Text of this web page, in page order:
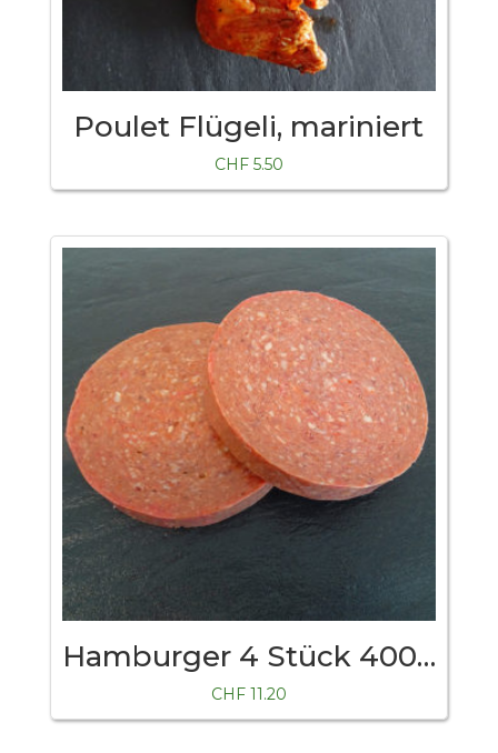
Poulet Flügeli, mariniert
CHF 5.50
Hamburger 4 Stück 400 Gramm
CHF 11.20